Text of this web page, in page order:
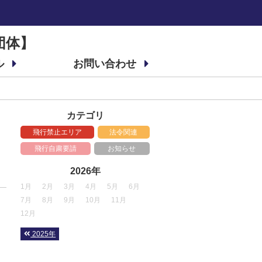
】
お問い合わせ
カテゴリ
飛行禁止エリア
法令関連
飛行自粛要請
お知らせ
2026年
1月 2月 3月 4月 5月
6月
7月
8月 9月 10月
11月
12月
2025年